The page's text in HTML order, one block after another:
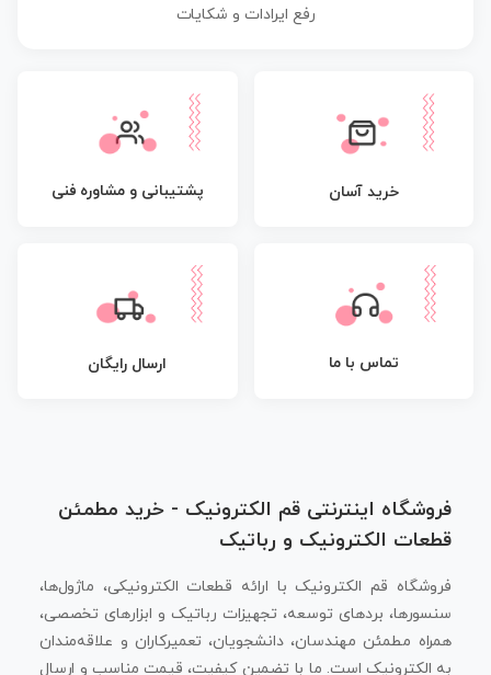
رفع ایرادات و شکایات
خرید آسان پشتیبانی و مشاوره فنی
تماس با ما ارسال رایگان
فروشگاه اینترنتی قم الکترونیک - خرید مطمئن
قطعات الکترونیک و رباتیک
فروشگاه قم الکترونیک با ارائه قطعات الکترونیکی، ماژول‌ها،
سنسورها، بردهای توسعه، تجهیزات رباتیک و ابزارهای تخصصی،
همراه مطمئن مهندسان، دانشجویان، تعمیرکاران و علاقه‌مندان
به الکترونیک است. ما با تضمین کیفیت، قیمت مناسب و ارسال